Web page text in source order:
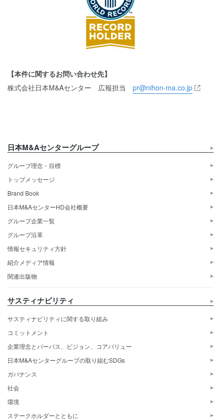
【本件に関するお問い合わせ先】
株式会社日本M&Aセンター 広報担当 pr@nihon-ma.co.jp
日本M&Aセンターグループ
グループ理念・目標
トップメッセージ
Brand Book
日本M&AセンターHD会社概要
グループ企業一覧
グループ沿革
情報セキュリティ方針
紹介メディア情報
関連出版物
サスティナビリティ
サスティナビリティに関する取り組み
コミットメント
企業理念とパーパス、ビジョン、コアバリュー
日本M&Aセンターグループの取り組むSDGs
ガバナンス
社会
環境
ステークホルダーとともに